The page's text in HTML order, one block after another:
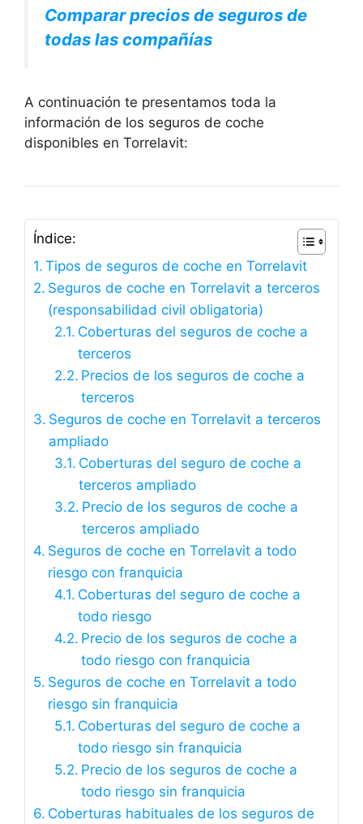
Comparar precios de seguros de
todas las compañías
A continuación te presentamos toda la
información de los seguros de coche
disponibles en Torrelavit:
Índice:
Tipos de seguros de coche en Torrelavit
Seguros de coche en Torrelavit a terceros
(responsabilidad civil obligatoria)
Coberturas del seguros de coche a
terceros
Precios de los seguros de coche a
terceros
Seguros de coche en Torrelavit a terceros
ampliado
Coberturas del seguro de coche a
terceros ampliado
Precio de los seguros de coche a
terceros ampliado
Seguros de coche en Torrelavit a todo
riesgo con franquicia
Coberturas del seguro de coche a
todo riesgo
Precio de los seguros de coche a
todo riesgo con franquicia
Seguros de coche en Torrelavit a todo
riesgo sin franquicia
Coberturas del seguro de coche a
todo riesgo sin franquicia
Precio de los seguros de coche a
todo riesgo sin franquicia
Coberturas habituales de los seguros de